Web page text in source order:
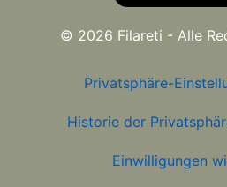
© 2026 Filareti - Alle
Privatsphäre-
Historie der
Einwilligungen